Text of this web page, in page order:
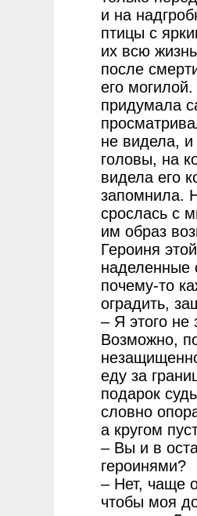
и на
птицы с
их всю
после
его
придумала
не видела, и
головы, на
видела его
запомнила.
срослась с
им образ
Героиня
почему-то
оградить,
– Я этого не
Возможно,
еду за
подарок
словно
а кругом
– Вы и в
героинями?
– Нет, чаще
чтобы моя